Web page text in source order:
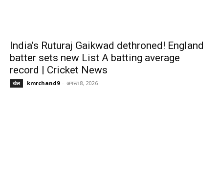
India’s Ruturaj Gaikwad dethroned! England
batter sets new List A batting average
record | Cricket News
खेल kmrchand9 - अगस्त 8, 2026